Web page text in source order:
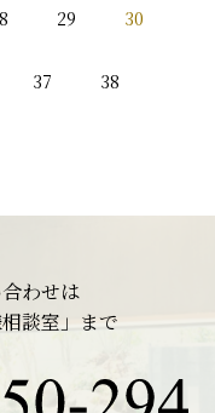
29 30
37 38
わせは
談室」まで